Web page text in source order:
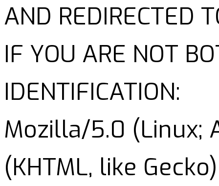
AND REDIRECTED
IF YOU ARE NOT
IDENTIFICATION:
Mozilla/5.0 (Linux;
(KHTML, like